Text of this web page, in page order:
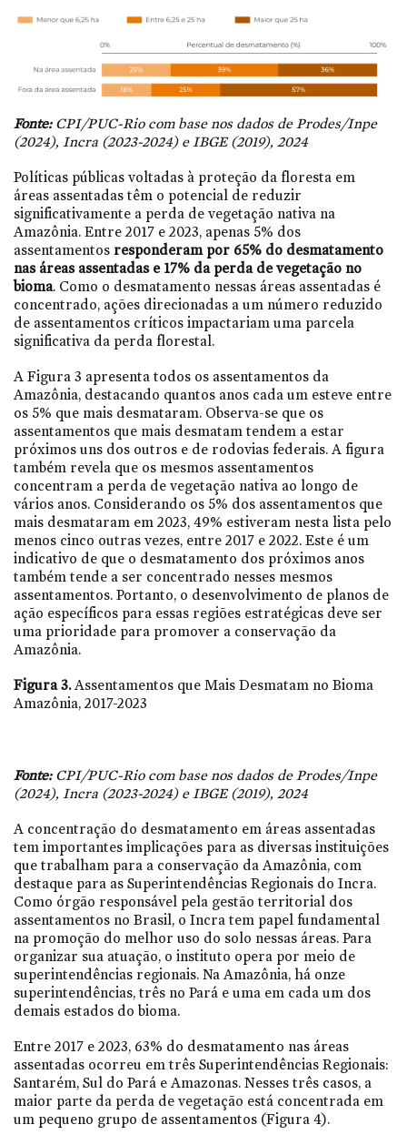
Fonte: CPI/PUC-Rio com base nos dados de Prodes/Inpe
(2024), Incra (2023-2024) e IBGE (2019), 2024
Políticas públicas voltadas à proteção da floresta em
áreas assentadas têm o potencial de reduzir
significativamente a perda de vegetação nativa na
Amazônia. Entre 2017 e 2023, apenas 5% dos
assentamentos responderam por 65% do desmatamento
nas áreas assentadas e 17% da perda de vegetação no
bioma. Como o desmatamento nessas áreas assentadas é
concentrado, ações direcionadas a um número reduzido
de assentamentos críticos impactariam uma parcela
significativa da perda florestal.
A Figura 3 apresenta todos os assentamentos da
Amazônia, destacando quantos anos cada um esteve entre
os 5% que mais desmataram. Observa-se que os
assentamentos que mais desmatam tendem a estar
próximos uns dos outros e de rodovias federais. A figura
também revela que os mesmos assentamentos
concentram a perda de vegetação nativa ao longo de
vários anos. Considerando os 5% dos assentamentos que
mais desmataram em 2023, 49% estiveram nesta lista pelo
menos cinco outras vezes, entre 2017 e 2022. Este é um
indicativo de que o desmatamento dos próximos anos
também tende a ser concentrado nesses mesmos
assentamentos. Portanto, o desenvolvimento de planos de
ação específicos para essas regiões estratégicas deve ser
uma prioridade para promover a conservação da
Amazônia.
Figura 3.Assentamentos que Mais Desmatam no Bioma
Amazônia, 2017-2023
Fonte: CPI/PUC-Rio com base nos dados de Prodes/Inpe
(2024), Incra (2023-2024) e IBGE (2019), 2024
A concentração do desmatamento em áreas assentadas
tem importantes implicações para as diversas instituições
que trabalham para a conservação da Amazônia, com
destaque para as Superintendências Regionais do Incra.
Como órgão responsável pela gestão territorial dos
assentamentos no Brasil, o Incra tem papel fundamental
na promoção do melhor uso do solo nessas áreas. Para
organizar sua atuação, o instituto opera por meio de
superintendências regionais. Na Amazônia, há onze
superintendências, três no Pará e uma em cada um dos
demais estados do bioma.
Entre 2017 e 2023, 63% do desmatamento nas áreas
assentadas ocorreu em três Superintendências Regionais:
Santarém, Sul do Pará e Amazonas. Nesses três casos, a
maior parte da perda de vegetação está concentrada em
um pequeno grupo de assentamentos (Figura 4).